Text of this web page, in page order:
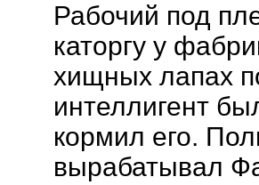
Рабочий под
каторгу у
хищных лапах
интеллигент
кормил его.
вырабатывал